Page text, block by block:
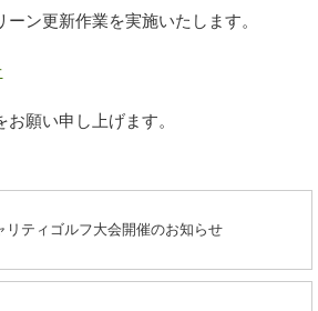
ン更新作業を実施いたします。
願い申し上げます。
ティゴルフ大会開催のお知らせ